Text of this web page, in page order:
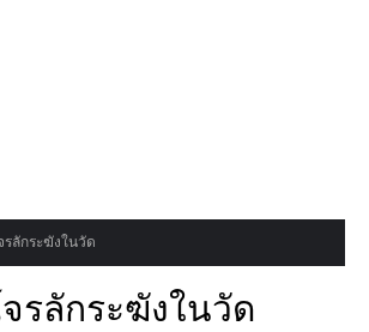
รลักระฆังในวัด
รลักระฆังในวัด